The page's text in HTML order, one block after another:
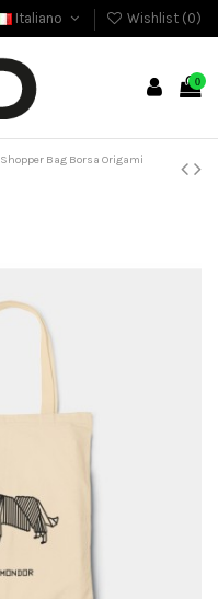
Italiano Wishlist (0)
0
Shopper Bag Borsa Origami